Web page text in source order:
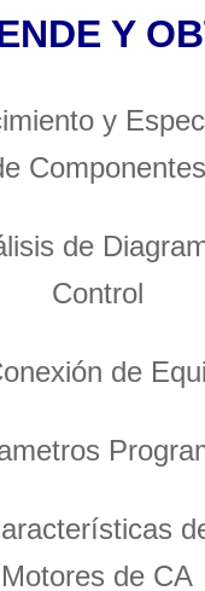
Y
y
Componentes
de
Control
de
Motores de CA